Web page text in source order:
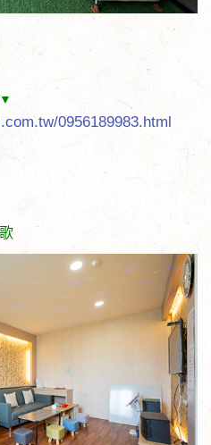
0956189983.html